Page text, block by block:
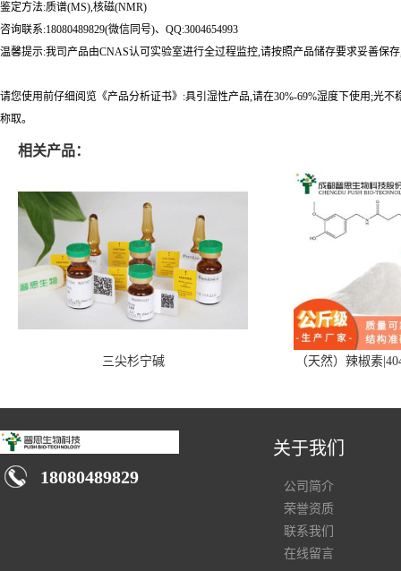
鉴定方法:质谱(MS),核磁(NMR)
咨询联系:18080489829(微信同号)、QQ:3004654993
温馨提示:我司产品由CNAS认可实验室进行全过程监控,请按照产品储存要求妥善保
请您使用前仔细阅览《产品分析证书》:具引湿性产品,请在30%-69%湿度下使用;光
称取。
相关产品：
三尖杉宁碱 （天然）辣椒素
18080489829
关于我们
公司简介
荣誉资质
联系我们
在线留言